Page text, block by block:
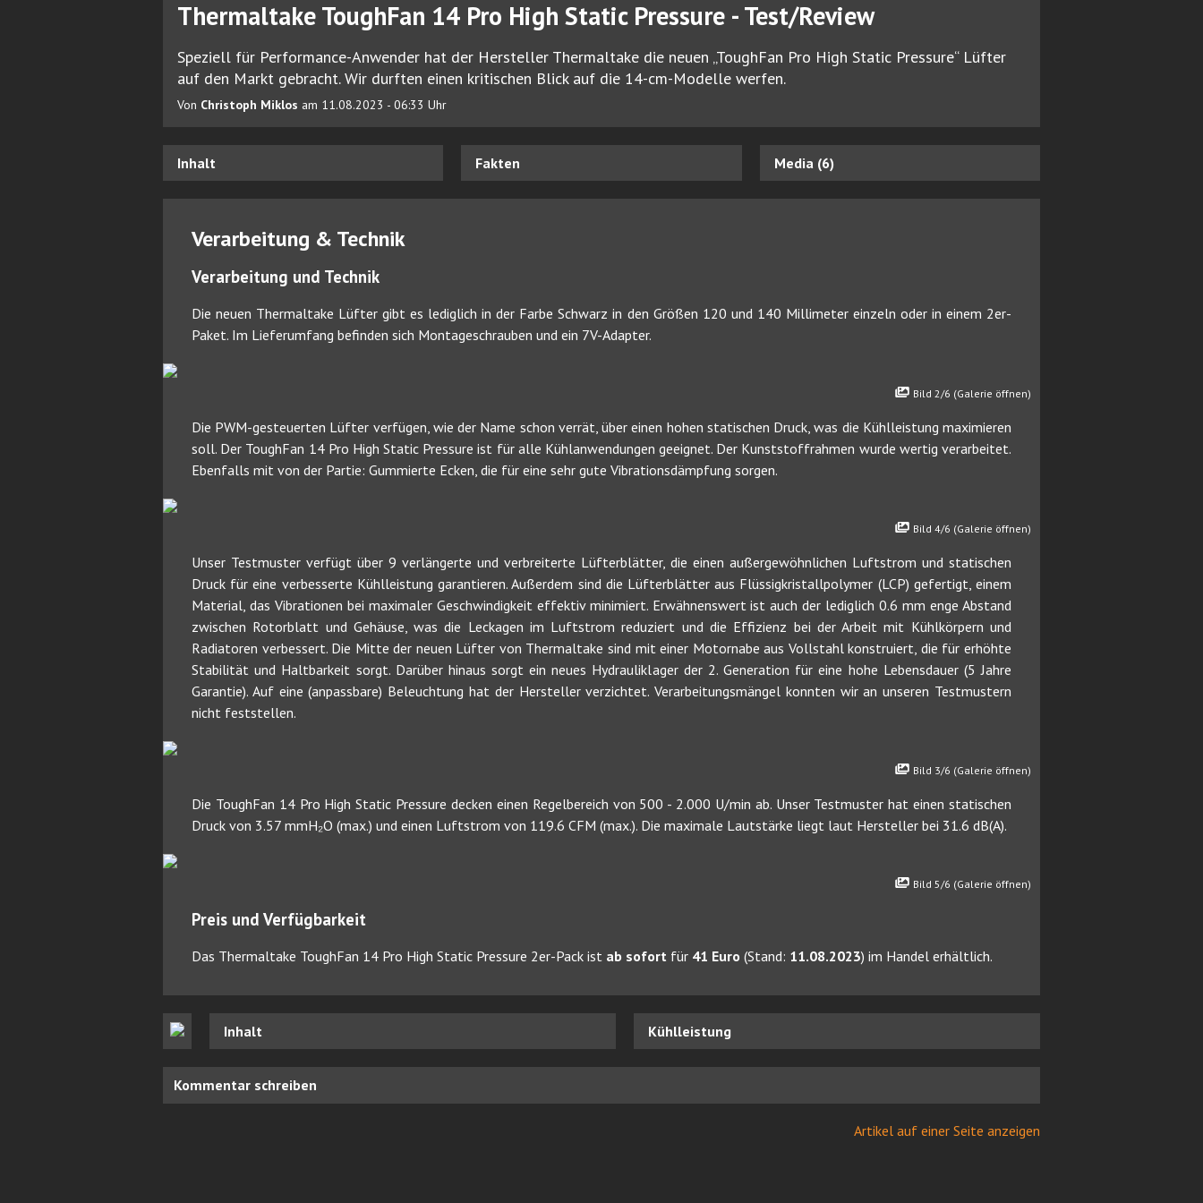
Thermaltake ToughFan 14 Pro High Static Pressure - Test/Review
Speziell für Performance-Anwender hat der Hersteller Thermaltake die neuen „ToughFan Pro High Static Pressure“ Lüfter
auf den Markt gebracht. Wir durften einen kritischen Blick auf die 14-cm-Modelle werfen.
Von Christoph Miklos am 11.08.2023 - 06:33 Uhr
Inhalt Fakten Media (6)
Verarbeitung & Technik
Verarbeitung und Technik
Die neuen Thermaltake Lüfter gibt es lediglich in der Farbe Schwarz in den Größen 120 und 140 Millimeter einzeln oder in einem 2er-
Paket. Im Lieferumfang befinden sich Montageschrauben und ein 7V-Adapter.
Bild 2/6 (Galerie öffnen)
Die PWM-gesteuerten Lüfter verfügen, wie der Name schon verrät, über einen hohen statischen Druck, was die Kühlleistung maximieren
soll. Der ToughFan 14 Pro High Static Pressure ist für alle Kühlanwendungen geeignet. Der Kunststoffrahmen wurde wertig verarbeitet.
Ebenfalls mit von der Partie: Gummierte Ecken, die für eine sehr gute Vibrationsdämpfung sorgen.
Bild 4/6 (Galerie öffnen)
Unser Testmuster verfügt über 9 verlängerte und verbreiterte Lüfterblätter, die einen außergewöhnlichen Luftstrom und statischen
Druck für eine verbesserte Kühlleistung garantieren. Außerdem sind die Lüfterblätter aus Flüssigkristallpolymer (LCP) gefertigt, einem
Material, das Vibrationen bei maximaler Geschwindigkeit effektiv minimiert. Erwähnenswert ist auch der lediglich 0.6 mm enge Abstand
zwischen Rotorblatt und Gehäuse, was die Leckagen im Luftstrom reduziert und die Effizienz bei der Arbeit mit Kühlkörpern und
Radiatoren verbessert. Die Mitte der neuen Lüfter von Thermaltake sind mit einer Motornabe aus Vollstahl konstruiert, die für erhöhte
Stabilität und Haltbarkeit sorgt. Darüber hinaus sorgt ein neues Hydrauliklager der 2. Generation für eine hohe Lebensdauer (5 Jahre
Garantie). Auf eine (anpassbare) Beleuchtung hat der Hersteller verzichtet. Verarbeitungsmängel konnten wir an unseren Testmustern
nicht feststellen.
Bild 3/6 (Galerie öffnen)
Die ToughFan 14 Pro High Static Pressure decken einen Regelbereich von 500 - 2.000 U/min ab. Unser Testmuster hat einen statischen
Druck von 3.57 mmH₂O (max.) und einen Luftstrom von 119.6 CFM (max.). Die maximale Lautstärke liegt laut Hersteller bei 31.6 dB(A).
Bild 5/6 (Galerie öffnen)
Preis und Verfügbarkeit
Das Thermaltake ToughFan 14 Pro High Static Pressure 2er-Pack ist ab sofort für 41 Euro (Stand: 11.08.2023) im Handel erhältlich.
Inhalt Kühlleistung
Kommentar schreiben
Artikel auf einer Seite anzeigen